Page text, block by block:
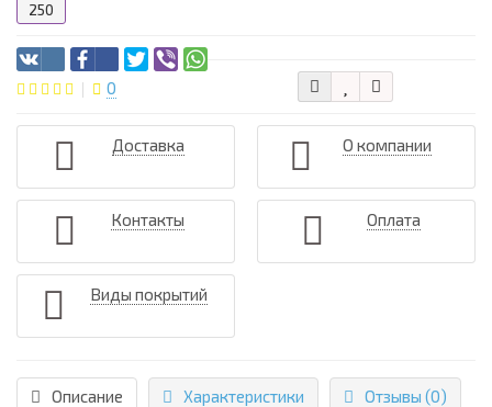
250
0
Доставка О компании
Контакты Оплата
Виды покрытий
Описание Характеристики Отзывы (0)